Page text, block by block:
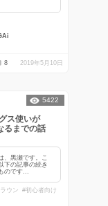
8 2019年5月10日
ス使いが
るまでの話
、黒瀬です。こ
下の記事の続き
のです...
ウン
#初心者向け
5422